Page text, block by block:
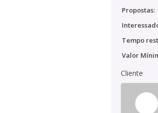
Propostas:
Tempo
Valor
Cliente